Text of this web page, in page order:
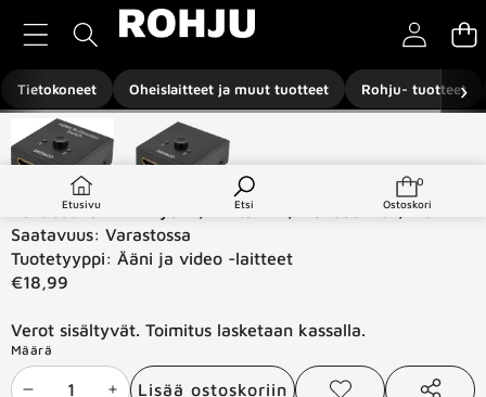
Tietokoneet Oheislaitteet ja muut tuotteet Rohju- tuotteet
›
Etusivu Etsi
0
0
Ostoskori
Siirry tuotetietoihin
Kaksisuunt. HDMI-kytkin, 1-2 tai 2-1, manuaalinen, mu
Saatavuus: Varastossa
Tuotetyyppi: Ääni ja video -laitteet
€18,99
Verot sisältyvät. Toimitus lasketaan kassalla.
Määrä
Lisää ostoskoriin